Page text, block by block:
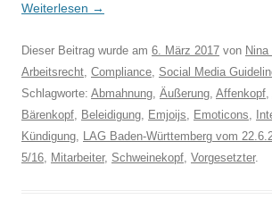
Weiterlesen →
Dieser Beitrag wurde am 6. März 2017 von
Arbeitsrecht, Compliance, Social Media
Schlagworte: Abmahnung, Äußerung, Affenkopf,
Bärenkopf, Beleidigung, Emjoijs, Emoticons,
Kündigung, LAG Baden-Württemberg vom
5/16, Mitarbeiter, Schweinekopf, Vorgesetzter.